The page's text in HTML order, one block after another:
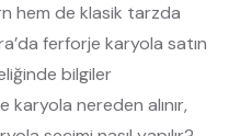
hem de klasik tarzda
ferforje karyola satın
bilgiler
karyola nereden alınır,